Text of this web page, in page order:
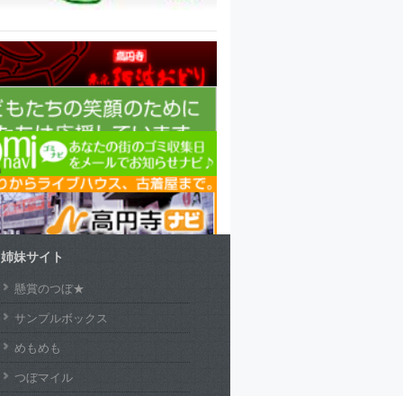
姉妹サイト
懸賞のつぼ★
サンプルボックス
めもめも
つぼマイル